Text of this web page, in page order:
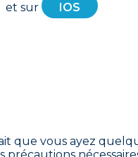
et sur IOS
que vous ayez